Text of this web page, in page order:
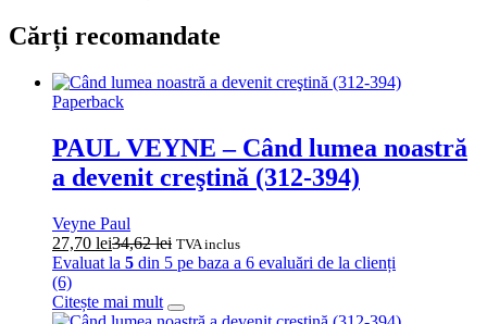
Cărți recomandate
Paperback
PAUL VEYNE – Când lumea noastră
a devenit creştină (312-394)
Veyne Paul
27,70 lei34,62lei TVA inclus
Evaluat la 5 din 5 pe baza a 6 evaluări de la clienți
(6)
Citește mai mult